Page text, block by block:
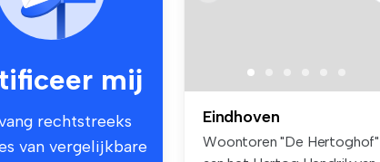
mij
rechtstreeks
van vergelijkbare
Eindhoven
Woontoren "De Hertoghof"